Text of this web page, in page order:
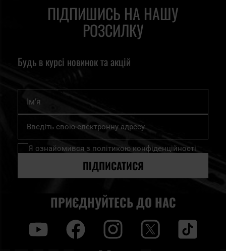
ПІДПИШИСЬ НА НАШУ
РОЗСИЛКУ
Будь в курсі новинок та акцій
Підпишіться
нашу
розсилку
Я ознайомився з політикою конфіденційності
ПІДПИСАТИСЯ
ПРИЄДНУЙТЕСЬ ДО НАС